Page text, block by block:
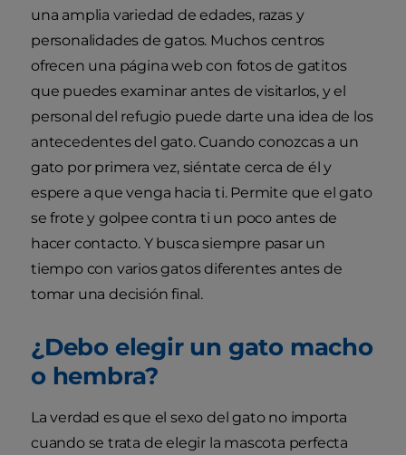
una amplia variedad de edades, razas y
personalidades de gatos. Muchos centros
ofrecen una página web con fotos de gatitos
que puedes examinar antes de visitarlos, y el
personal del refugio puede darte una idea de los
antecedentes del gato. Cuando conozcas a un
gato por primera vez, siéntate cerca de él y
espere a que venga hacia ti. Permite que el gato
se frote y golpee contra ti un poco antes de
hacer contacto. Y busca siempre pasar un
tiempo con varios gatos diferentes antes de
tomar una decisión final.
¿Debo elegir un gato macho
o hembra?
La verdad es que el sexo del gato no importa
cuando se trata de elegir la mascota perfecta